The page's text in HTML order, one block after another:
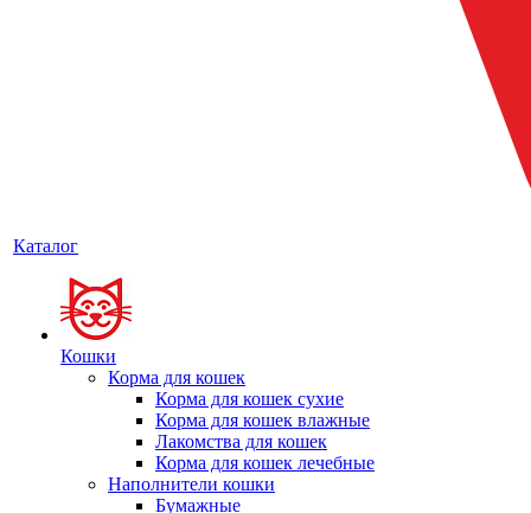
Каталог
Кошки
Корма для кошек
Корма для кошек сухие
Корма для кошек влажные
Лакомства для кошек
Корма для кошек лечебные
Наполнители кошки
Бумажные